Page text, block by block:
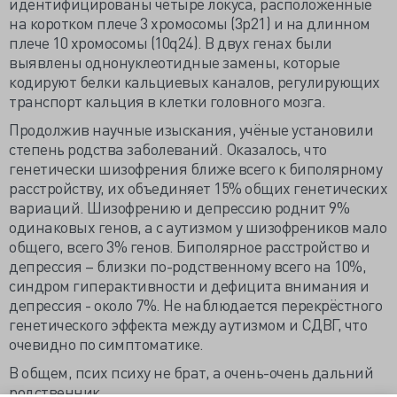
на коротком плече 3 хромосомы (3p21) и на длинном
плече 10 хромосомы (10q24). В двух генах были
выявлены однонуклеотидные замены, которые
кодируют белки кальциевых каналов, регулирующих
транспорт кальция в клетки головного мозга.
Продолжив научные изыскания, учёные установили
степень родства заболеваний. Оказалось, что
генетически шизофрения ближе всего к биполярному
расстройству, их объединяет 15% общих генетических
вариаций. Шизофрению и депрессию роднит 9%
одинаковых генов, а с аутизмом у шизофреников мало
общего, всего 3% генов. Биполярное расстройство и
депрессия – близки по-родственному всего на 10%,
синдром гиперактивности и дефицита внимания и
депрессия - около 7%. Не наблюдается перекрёстного
генетического эффекта между аутизмом и СДВГ, что
очевидно по симптоматике.
В общем, псих психу не брат, а очень-очень дальний
родственник